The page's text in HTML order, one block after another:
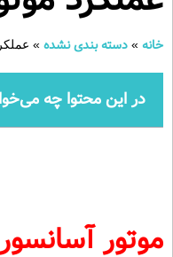
خانه » دسته بندی نشده »
در این محتوا چه
موتور